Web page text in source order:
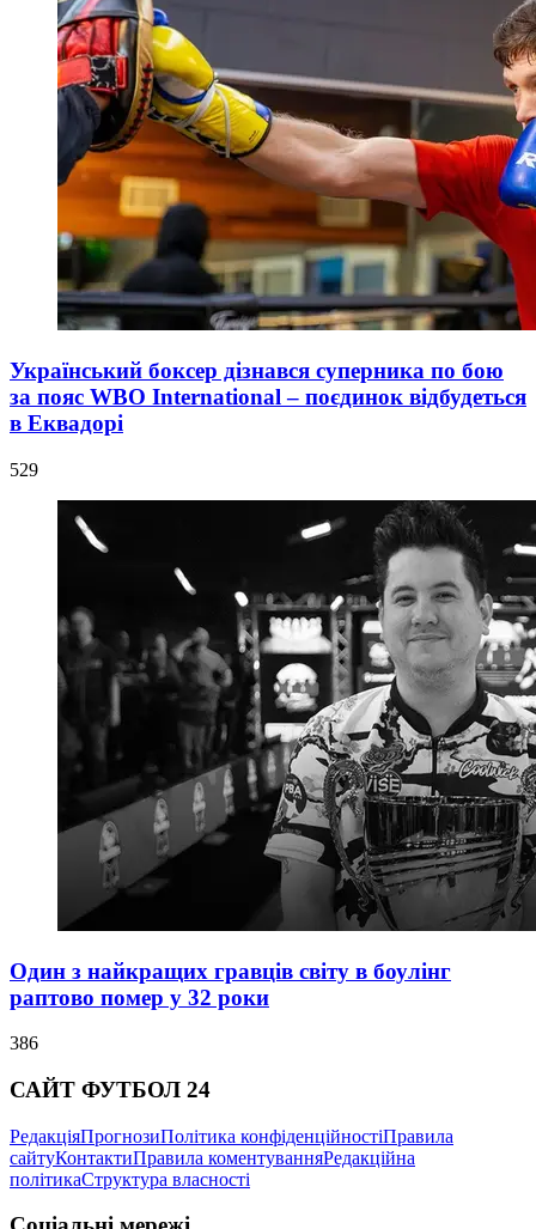
Український боксер дізнався суперника по бою
за пояс WBO International – поєдинок відбудеться
в Еквадорі
529
Один з найкращих гравців світу в боулінг
раптово помер у 32 роки
386
САЙТ ФУТБОЛ 24
РедакціяПрогнозиПолітика конфіденційностіПравила
сайтуКонтактиПравила коментуванняРедакційна
політикаСтруктура власності